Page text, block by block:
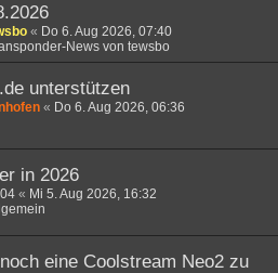
« Do 6. Aug 2026, 07:40
News von tewsbo
unterstützen
« Do 6. Aug 2026, 06:36
in 2026
« Mi 5. Aug 2026, 16:32
eine Coolstream Neo2 zu